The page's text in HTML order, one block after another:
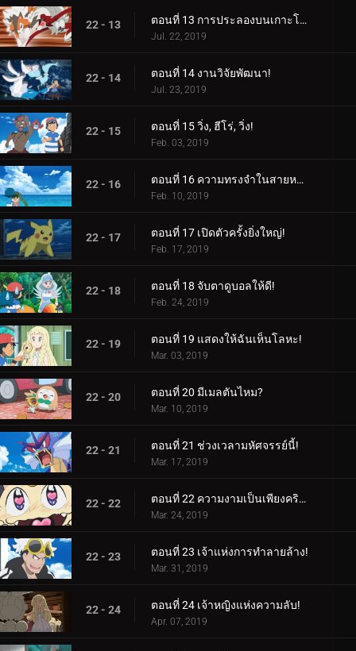
22 - 13 ตอนที่ 13 การประลองบนเกาะโพนี!
Jul. 22, 2019
22 - 14 ตอนที่ 14 งานวิจัยพัฒนา!
Jul. 23, 2019
22 - 15 ตอนที่ 15 วิ่ง, ฮีโร่, วิ่ง!
Feb. 03, 2019
22 - 16 ตอนที่ 16 ความทรงจำในสายหมอก!
Feb. 10, 2019
22 - 17 ตอนที่ 17 เปิดตัวครั้งยิ่งใหญ่!
Feb. 17, 2019
22 - 18 ตอนที่ 18 จับตาดูบอลให้ดี!
Feb. 24, 2019
22 - 19 ตอนที่ 19 แสดงให้ฉันเห็นโลหะ!
Mar. 03, 2019
22 - 20 ตอนที่ 20 มีเมลตันไหม?
Mar. 10, 2019
22 - 21 ตอนที่ 21 ช่วงเวลามหัศจรรย์นี้!
Mar. 17, 2019
22 - 22 ตอนที่ 22 ความงามเป็นเพียงคริสตัลล้ำลึกเท่านั้น!
Mar. 24, 2019
22 - 23 ตอนที่ 23 เจ้าแห่งการทำลายล้าง!
Mar. 31, 2019
22 - 24 ตอนที่ 24 เจ้าหญิงแห่งความลับ!
Apr. 07, 2019